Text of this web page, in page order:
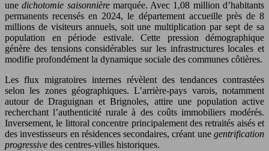
unedichotomie saisonnière marquée. Avec 1,08 million d’habitants
permanents recensés en 2024, le département accueille près de 8
millions de visiteurs annuels, soit une multiplication par sept de sa
population en période estivale. Cette pression démographique
génère des tensions considérables sur les infrastructures locales et
modifie profondément la dynamique sociale des communes côtières.
Les flux migratoires internes révèlent des tendances contrastées
selon les zones géographiques. L’arrière-pays varois, notamment
autour de Draguignan et Brignoles, attire une population active
recherchant l’authenticité rurale à des coûts immobiliers modérés.
Inversement, le littoral concentre principalement des retraités aisés et
des investisseurs en résidences secondaires, créant une gentrification
progressive des centres-villes historiques.